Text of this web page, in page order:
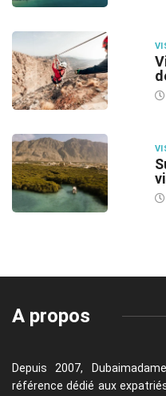
A propos
Depuis 2007,
référence dédié aux